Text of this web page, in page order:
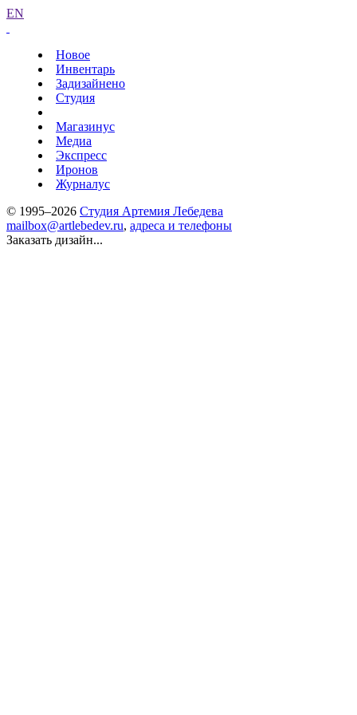
EN
Новое
Инвентарь
Задизайнено
Студия
Магазинус
Медиа
Экспресс
Иронов
Журналус
© 1995–2026 Студия Артемия Лебедева
mailbox@artlebedev.ru, адреса и телефоны
Заказать дизайн...